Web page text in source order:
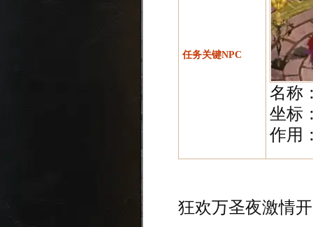
任务关键NPC
名称
坐标
作用
狂欢万圣夜激情